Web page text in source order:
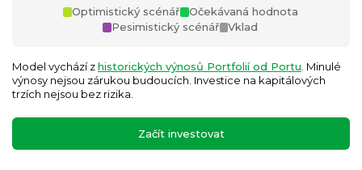
Optimistický scénář
Očekávaná hodnota
Pesimistický scénář
Vklad
Model vychází zhistorických výnosů Portfolií od Portu . Minulé
výnosy nejsou zárukou budoucích. Investice na kapitálových
trzích nejsou bez rizika.
Začít investovat